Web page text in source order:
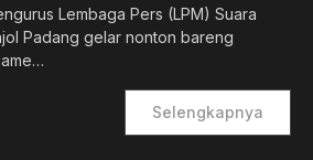
Lembaga Pers (LPM) Suara
Padang gelar nonton bareng
Selengkapnya